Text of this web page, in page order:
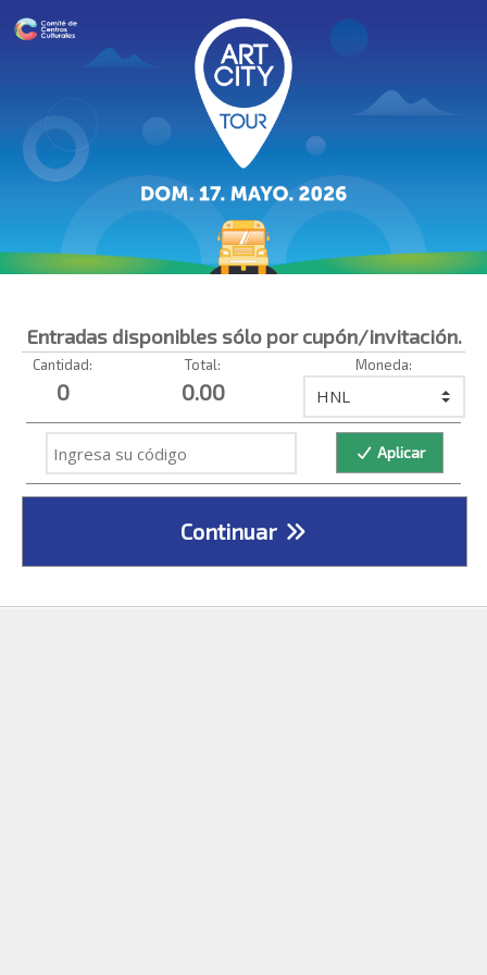
Entradas disponibles sólo por cupón/invitación.
Cantidad:
0
Total:
0.00
Moneda:
Aplicar
Continuar